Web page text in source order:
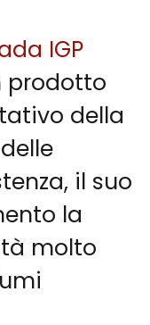
IGP
prodotto
della
il suo
la
molto